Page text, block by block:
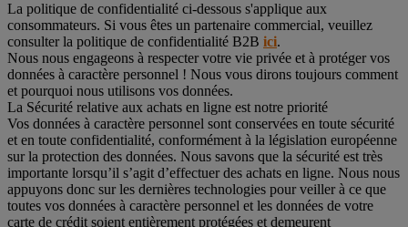
La politique de confidentialité ci-dessous s'applique aux
consommateurs. Si vous êtes un partenaire commercial, veuillez
consulter la politique de confidentialité B2B ici.
Nous nous engageons à respecter votre vie privée et à protéger vos
données à caractère personnel ! Nous vous dirons toujours comment
et pourquoi nous utilisons vos données.
La Sécurité relative aux achats en ligne est notre priorité
Vos données à caractère personnel sont conservées en toute sécurité
et en toute confidentialité, conformément à la législation européenne
sur la protection des données. Nous savons que la sécurité est très
importante lorsqu’il s’agit d’effectuer des achats en ligne. Nous nous
appuyons donc sur les dernières technologies pour veiller à ce que
toutes vos données à caractère personnel et les données de votre
carte de crédit soient entièrement protégées et demeurent